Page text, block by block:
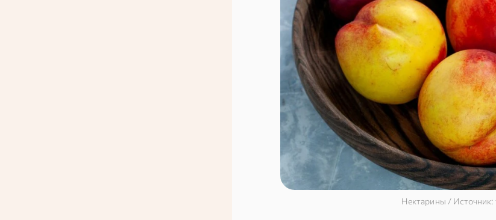
Нектарины / Источник: